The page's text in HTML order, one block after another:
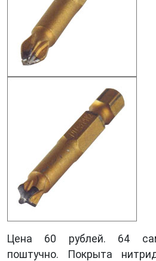
Цена 60 рублей. 64
поштучно. Покрыта